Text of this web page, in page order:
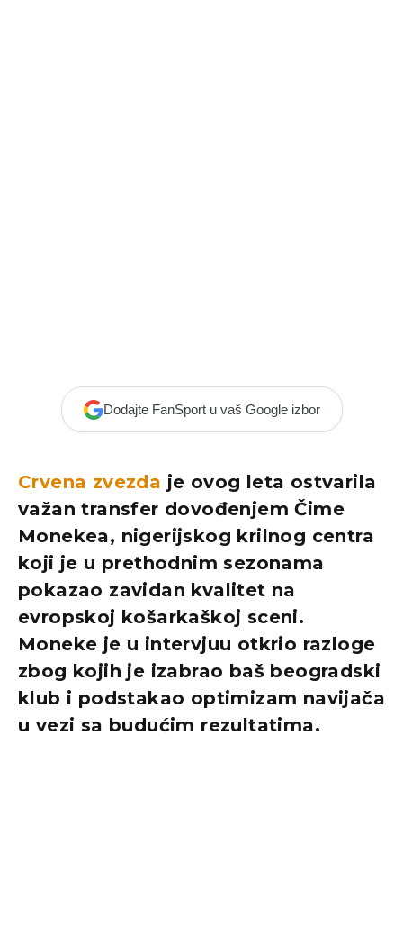
Dodajte FanSport u vaš Google izbor
Crvena zvezda je ovog leta ostvarila
važan transfer dovođenjem Čime
Monekea, nigerijskog krilnog centra
koji je u prethodnim sezonama
pokazao zavidan kvalitet na
evropskoj košarkaškoj sceni.
Moneke je u intervjuu otkrio razloge
zbog kojih je izabrao baš beogradski
klub i podstakao optimizam navijača
u vezi sa budućim rezultatima.